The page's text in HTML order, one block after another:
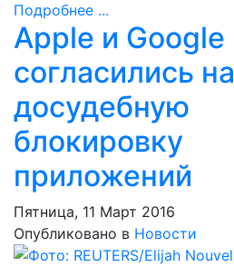
Подробнее ...
Apple и Google
согласились на
досудебную
блокировку
приложений
Пятница, 11 Март 2016
Опубликовано в Новости